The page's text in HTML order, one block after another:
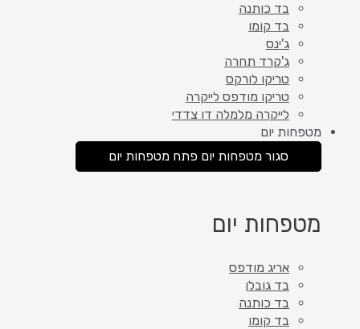
בד כותנה
בד קומו
ג'ינס
ג'קרד תחרה
טריקו לורקס
טריקו מודפס לייקרה
לייקרה מלמלה דו צדדי
מטפחות יום
סגור מטפחות יום פתח מטפחות יום
מטפחות יום
אריג מודפס
בד גובלן
בד כותנה
בד קומו